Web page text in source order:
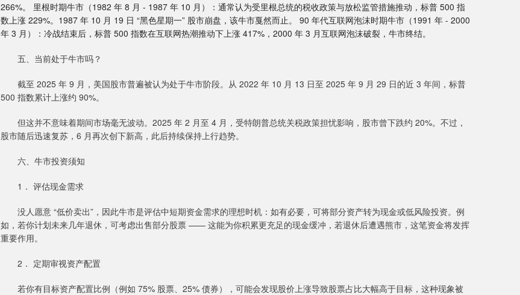
266%。 里根时期牛市（1982 年 8 月 - 1987 年 10 月）：通常认为受里根总统的税收政策与放松监管措施推动，标普 500 指
数上涨 229%。1987 年 10 月 19 日 “黑色星期一” 股市崩盘，该牛市戛然而止。 90 年代互联网泡沫时期牛市（1991 年 - 2000
年 3 月）：冷战结束后，标普 500 指数在互联网热潮推动下上涨 417%，2000 年 3 月互联网泡沫破裂，牛市终结。
五、当前处于牛市吗？
截至 2025 年 9 月，美国股市普遍被认为处于牛市阶段。从 2022 年 10 月 13 日至 2025 年 9 月 29 日的近 3 年间，标普
500 指数累计上涨约 90%。
但这并不意味着期间市场毫无波动。2025 年 2 月至 4 月，受特朗普总统关税政策担忧影响，股市曾下跌约 20%。不过，
股市随后迅速复苏，6 月再次创下新高，此后持续保持上行趋势。
六、牛市投资须知
1． 评估现金需求
没人愿意 “低价卖出”，因此牛市是评估中短期资金需求的理想时机：如有必要，可将部分资产转为现金或低风险投资。例
如，若你计划未来几年退休，可考虑出售部分股票 —— 这能为你积累更充足的现金缓冲，若退休后遭遇熊市，这笔资金将发挥
重要作用。
2． 定期审视资产配置
若你有目标资产配置比例（例如 75% 股票、25% 债券），可能会发现股价上涨导致股票占比大幅高于目标，这种现象被